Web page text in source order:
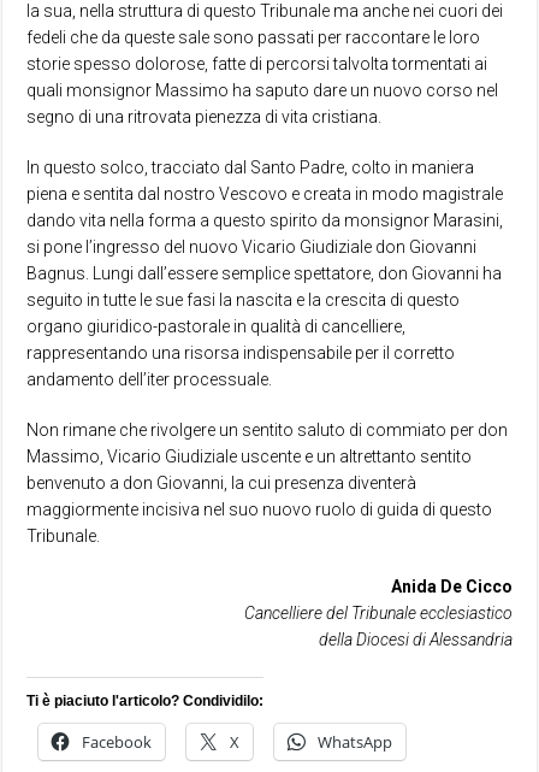
la sua, nella struttura di questo Tribunale ma anche nei cuori dei
fedeli che da queste sale sono passati per raccontare le loro
storie spesso dolorose, fatte di percorsi talvolta tormentati ai
quali monsignor Massimo ha saputo dare un nuovo corso nel
segno di una ritrovata pienezza di vita cristiana.
In questo solco, tracciato dal Santo Padre, colto in maniera
piena e sentita dal nostro Vescovo e creata in modo magistrale
dando vita nella forma a questo spirito da monsignor Marasini,
si pone l’ingresso del nuovo Vicario Giudiziale don Giovanni
Bagnus. Lungi dall’essere semplice spettatore, don Giovanni ha
seguito in tutte le sue fasi la nascita e la crescita di questo
organo giuridico-pastorale in qualità di cancelliere,
rappresentando una risorsa indispensabile per il corretto
andamento dell’iter processuale.
Non rimane che rivolgere un sentito saluto di commiato per don
Massimo, Vicario Giudiziale uscente e un altrettanto sentito
benvenuto a don Giovanni, la cui presenza diventerà
maggiormente incisiva nel suo nuovo ruolo di guida di questo
Tribunale.
Anida De Cicco
Cancelliere del Tribunale ecclesiastico
della Diocesi di Alessandria
Ti è piaciuto l'articolo? Condividilo:
Facebook X WhatsApp